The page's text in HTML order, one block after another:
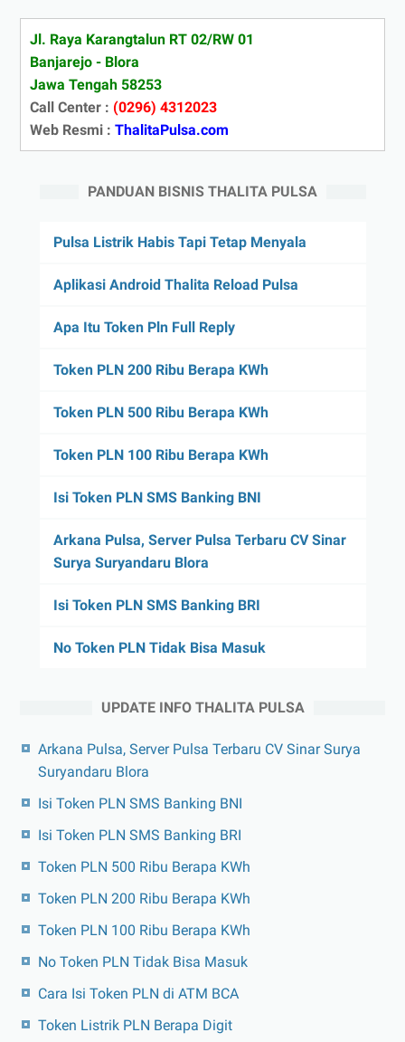
Jl. Raya Karangtalun RT 02/RW 01
Banjarejo - Blora
Jawa Tengah 58253
Call Center : (0296) 4312023
Web Resmi : ThalitaPulsa.com
PANDUAN BISNIS THALITA PULSA
Pulsa Listrik Habis Tapi Tetap Menyala
Aplikasi Android Thalita Reload Pulsa
Apa Itu Token Pln Full Reply
Token PLN 200 Ribu Berapa KWh
Token PLN 500 Ribu Berapa KWh
Token PLN 100 Ribu Berapa KWh
Isi Token PLN SMS Banking BNI
Arkana Pulsa, Server Pulsa Terbaru CV Sinar
Surya Suryandaru Blora
Isi Token PLN SMS Banking BRI
No Token PLN Tidak Bisa Masuk
UPDATE INFO THALITA PULSA
Arkana Pulsa, Server Pulsa Terbaru CV Sinar Surya
Suryandaru Blora
Isi Token PLN SMS Banking BNI
Isi Token PLN SMS Banking BRI
Token PLN 500 Ribu Berapa KWh
Token PLN 200 Ribu Berapa KWh
Token PLN 100 Ribu Berapa KWh
No Token PLN Tidak Bisa Masuk
Cara Isi Token PLN di ATM BCA
Token Listrik PLN Berapa Digit